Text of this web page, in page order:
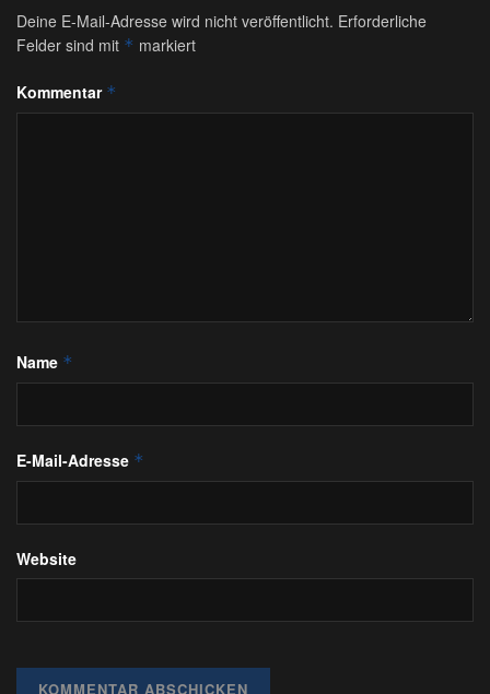
Deine E-Mail-Adresse wird nicht veröffentlicht. Erforderliche
Felder sind mit * markiert
Kommentar *
Name *
E-Mail-Adresse *
Website